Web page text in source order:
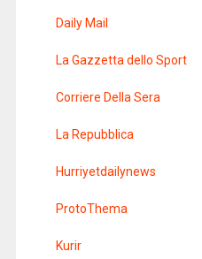
Daily Mail
La Gazzetta dello Sport
Corriere Della Sera
La Repubblica
Hurriyetdailynews
ProtoThema
Kurir